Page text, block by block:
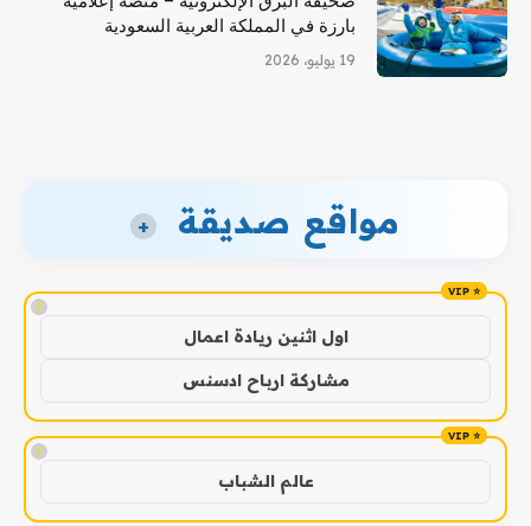
بارزة في المملكة العربية السعودية
19 يوليو، 2026
مواقع صديقة +
!
اول اثنين ريادة اعمال
مشاركة ارباح ادسنس
!
عالم الشباب